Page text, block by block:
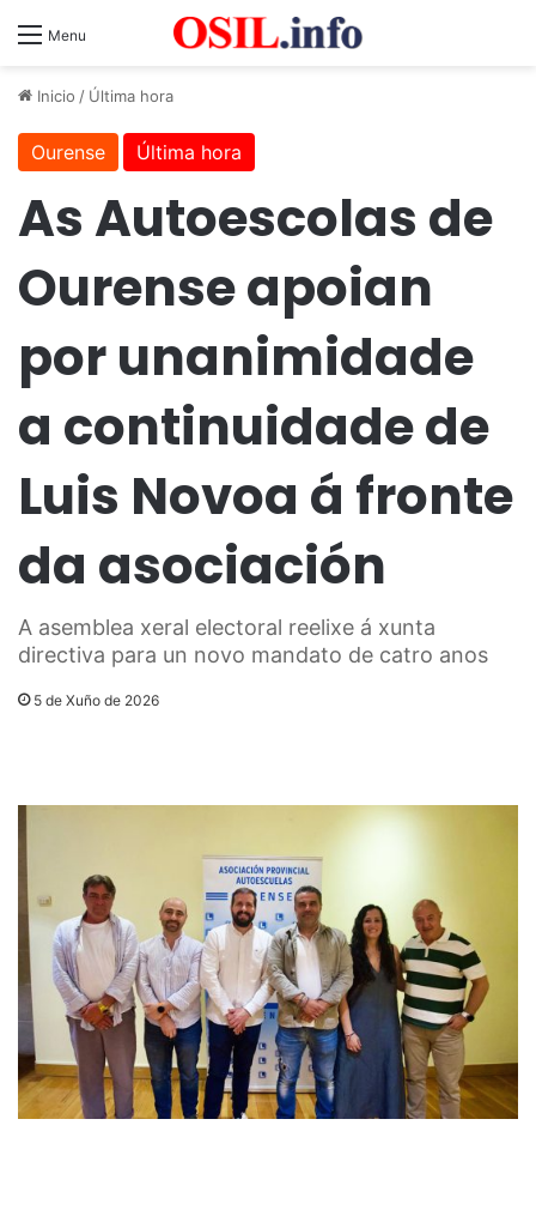
Menu
Inicio / Última hora
Ourense Última hora
As Autoescolas de
Ourense apoian
por unanimidade
a continuidade de
Luis Novoa á fronte
da asociación
A asemblea xeral electoral reelixe á xunta
directiva para un novo mandato de catro anos
5 de Xuño de 2026